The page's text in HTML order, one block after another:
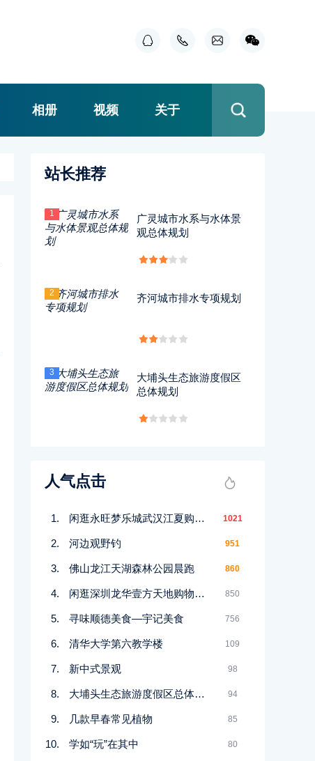
相册 视频 关于
站长推荐
1
广灵城市水系与水体景
观总体规划
2 齐河城市排水专项规划
3
大埔头生态旅游度假区
总体规划
人气点击
闲逛永旺梦乐城武汉江夏购物中心 1021
河边观野钓 951
佛山龙江天湖森林公园晨跑 860
闲逛深圳龙华壹方天地购物中心 850
寻味顺德美食—宇记美食 756
清华大学第六教学楼 109
新中式景观 98
大埔头生态旅游度假区总体规划 94
几款早春常见植物 85
学如“玩”在其中 80